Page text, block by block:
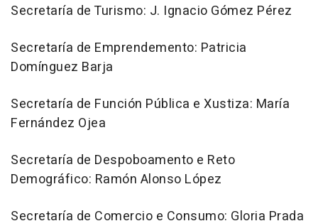
Secretaría de Turismo: J. Ignacio Gómez Pérez
Secretaría de Emprendemento: Patricia
Domínguez Barja
Secretaría de Función Pública e Xustiza: María
Fernández Ojea
Secretaría de Despoboamento e Reto
Demográfico: Ramón Alonso López
Secretaría de Comercio e Consumo: Gloria Prada